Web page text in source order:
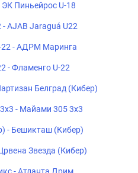
ЭК Пиньейрос U-18
AJAB Jaraguá U22
- АДРМ Маринга
- Фламенго U-22
Белград (Кибер)
- Майами 305 3x3
- Бешикташ (Кибер)
Звезда (Кибер)